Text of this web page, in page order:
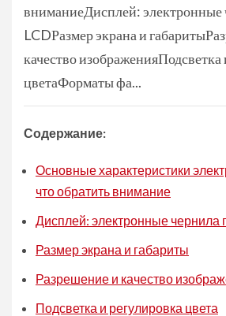
вниманиеДисплей: электронные
LCDРазмер экрана и
качество изображенияПодсветка
цветаФорматы фа...
Содержание:
Основные характеристики
что обратить внимание
Дисплей: электронные чернила
Размер экрана и габариты
Разрешение и качество
Подсветка и регулировка цвета